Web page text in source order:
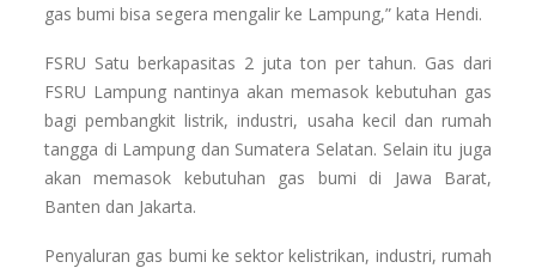
gas bumi bisa segera mengalir ke Lampung,” kata Hendi.
FSRU Satu berkapasitas 2 juta ton per tahun. Gas dari
FSRU Lampung nantinya akan memasok kebutuhan gas
bagi pembangkit listrik, industri, usaha kecil dan rumah
tangga di Lampung dan Sumatera Selatan. Selain itu juga
akan memasok kebutuhan gas bumi di Jawa Barat,
Banten dan Jakarta.
Penyaluran gas bumi ke sektor kelistrikan, industri, rumah